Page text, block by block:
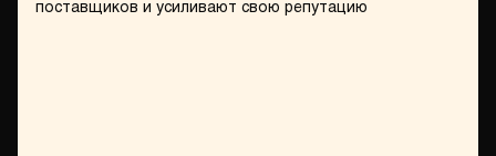
поставщиков и усиливают свою репутацию